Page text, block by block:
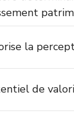
la
de